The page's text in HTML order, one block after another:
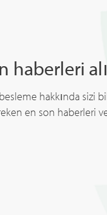
haberleri
hakkında sizi
en son haberleri